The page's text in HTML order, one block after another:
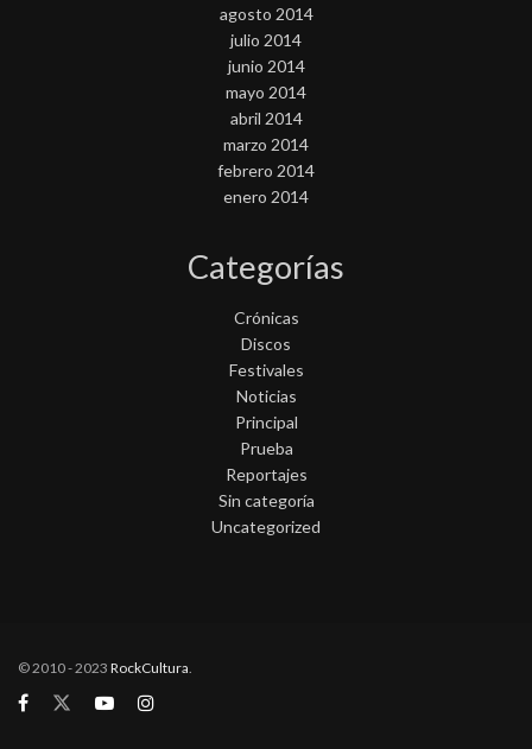
agosto 2014
julio 2014
junio 2014
mayo 2014
abril 2014
marzo 2014
febrero 2014
enero 2014
Categorías
Crónicas
Discos
Festivales
Noticias
Principal
Prueba
Reportajes
Sin categoría
Uncategorized
© 2010 - 2023 RockCultura.